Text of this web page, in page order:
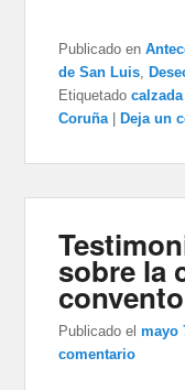
Publicado en
de San Luis,
Etiquetado
Coruña
Deja un
sobre la
Publicado el mayo
comentario